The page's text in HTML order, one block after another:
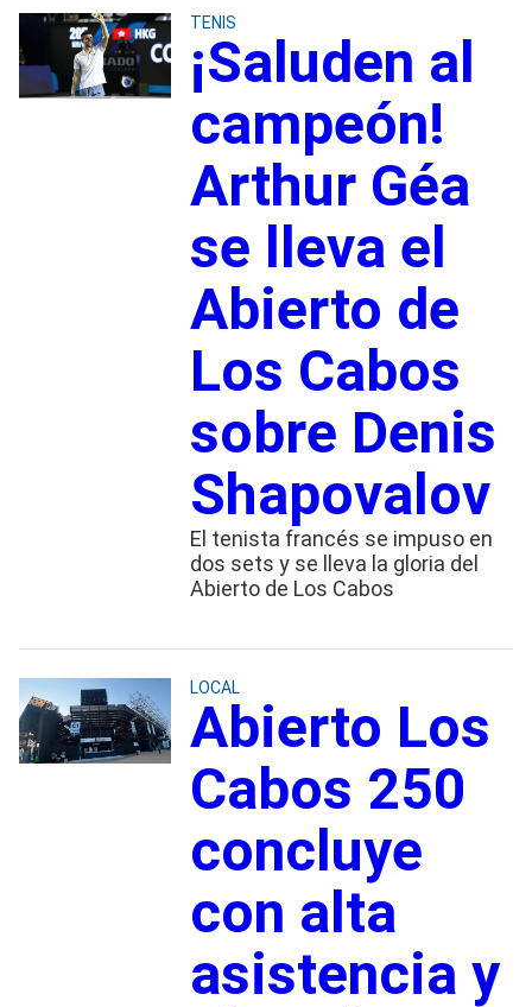
TENIS
¡Saluden al
campeón!
Arthur Géa
se lleva el
Abierto de
Los Cabos
sobre Denis
Shapovalov
El tenista francés se impuso en
dos sets y se lleva la gloria del
Abierto de Los Cabos
LOCAL
Abierto Los
Cabos 250
concluye
con alta
asistencia y